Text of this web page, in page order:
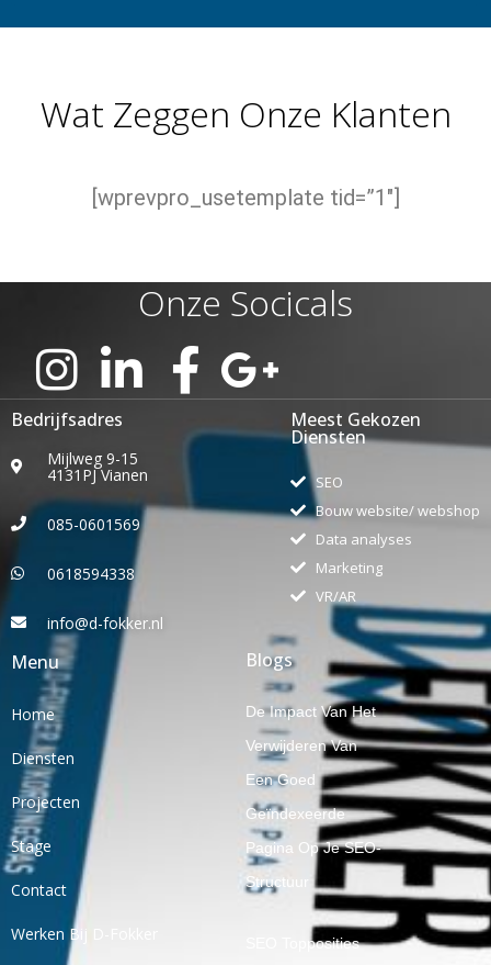
Wat Zeggen Onze Klanten
[wprevpro_usetemplate tid=”1″]
Onze Socicals
Bedrijfsadres
Mijlweg 9-15
4131PJ Vianen
085-0601569
0618594338
info@d-fokker.nl
Meest Gekozen
Diensten
SEO
Bouw website/ webshop
Data analyses
Marketing
VR/AR
Menu
Home
Diensten
Projecten
Stage
Contact
Werken Bij D-Fokker
Blogs
De Impact Van Het
Verwijderen Van
Een Goed
Geïndexeerde
Pagina Op Je SEO-
Structuur
SEO Topposities